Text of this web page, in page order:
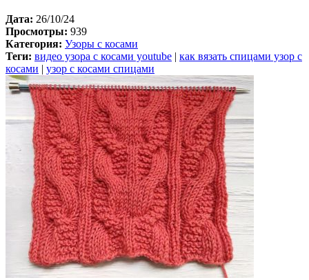
Дата: 26/10/24
Просмотры: 939
Категория: Узоры с косами
Теги: видео узора с косами youtube
как вязать спицами узор с
косами
узор с косами спицами